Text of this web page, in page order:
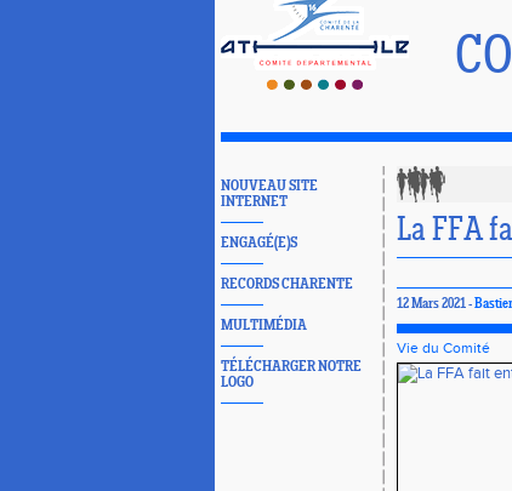
NOUVEAU SITE
INTERNET
ENGAGÉ(E)S
RECORDS CHARENTE
MULTIMÉDIA
TÉLÉCHARGER NOTRE
LOGO
La FFA
12 Mars 2021 -
Vie du Comité